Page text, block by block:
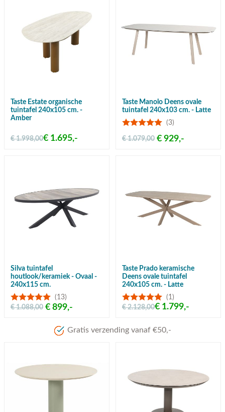
Taste Estate organische
tuintafel 240x105 cm. -
Amber
€ 1.998,00€ 1.695,-
Taste Manolo Deens ovale
tuintafel 240x103 cm. - Latte
(3)
€ 929,-
€ 1.079,00
Silva tuintafel
houtlook/keramiek - Ovaal -
240x115 cm.
(13)
€ 899,-
€ 1.088,00
Taste Prado keramische
Deens ovale tuintafel
240x105 cm. - Latte
(1)
€ 2.128,00€ 1.799,-
Meer dan 80 jaar